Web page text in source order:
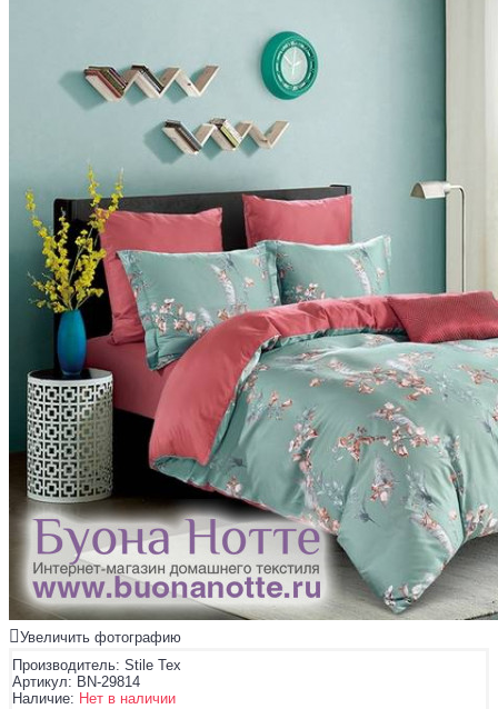
Увеличить фотографию
Производитель: Stile Tex
Артикул: BN-29814
Наличие: Нет в наличии